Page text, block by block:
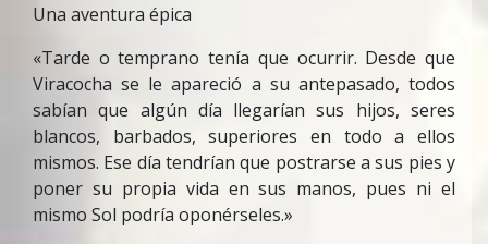
Una aventura épica
«Tarde o temprano tenía que ocurrir. Desde que
Viracocha se le apareció a su antepasado, todos
sabían que algún día llegarían sus hijos, seres
blancos, barbados, superiores en todo a ellos
mismos. Ese día tendrían que postrarse a sus pies y
poner su propia vida en sus manos, pues ni el
mismo Sol podría oponérseles.»